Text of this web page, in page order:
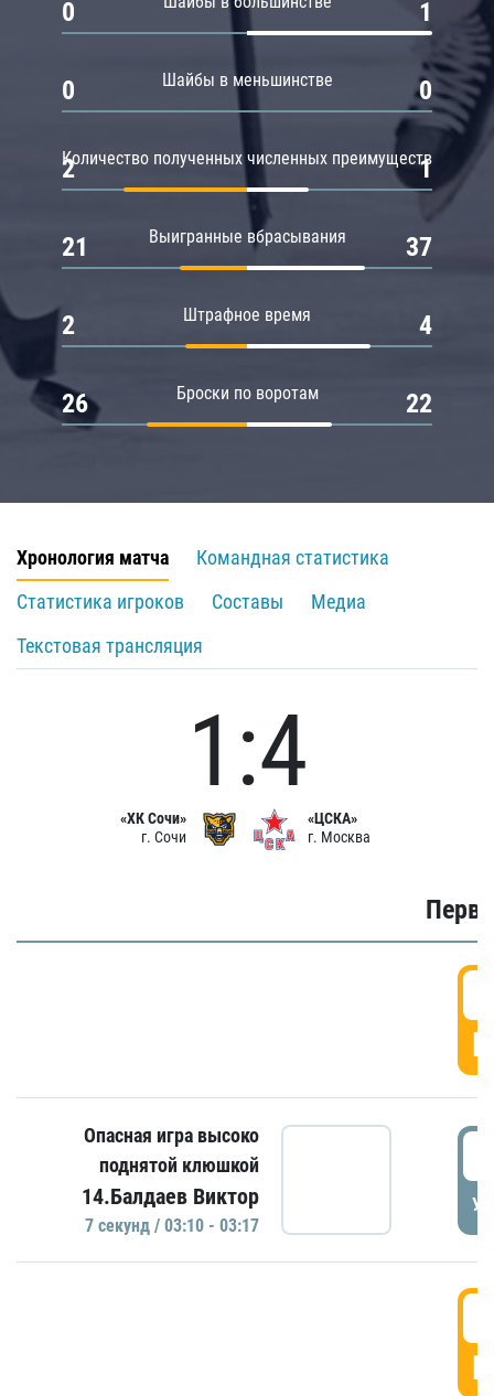
0 1
Шайбы в меньшинстве
0 0
Количество полученных численных преимуществ
2 1
Выигранные вбрасывания
21 37
Штрафное время
2 4
Броски по воротам
26 22
Хронология матча
Командная статистика
Статистика игроков
Составы
Медиа
Текстовая трансляция
«ХК Сочи»
г. Сочи
1:4
«ЦСКА»
г. Москва
Опасная игра высоко
поднятой клюшкой
14.Балдаев Виктор
7 секунд / 03:10 - 03:17